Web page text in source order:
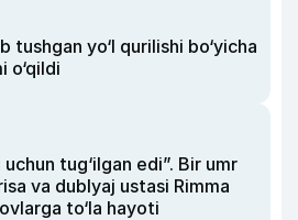
tushgan yo‘l qurilishi bo‘yicha
o‘qildi
tug‘ilgan edi”. Bir umr
va dublyaj ustasi Rimma
to‘la hayoti